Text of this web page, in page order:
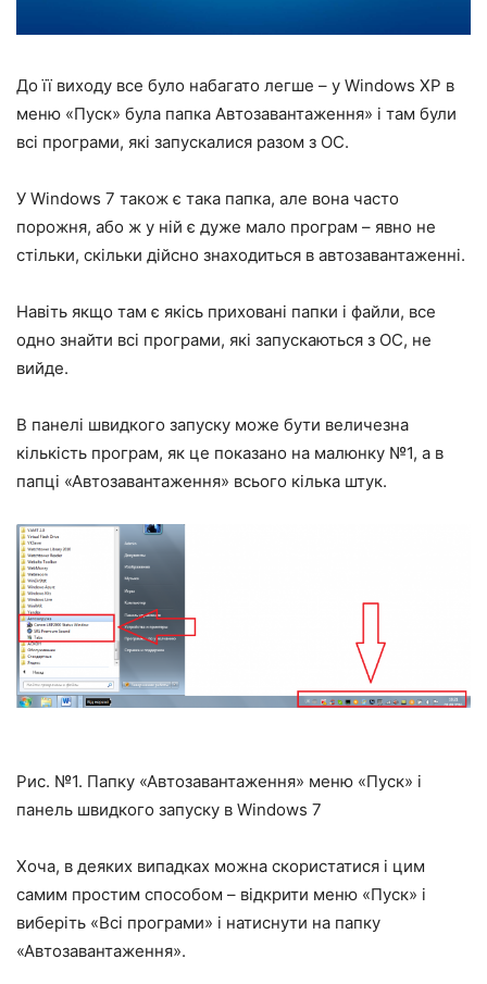
До її виходу все було набагато легше – у Windows XP в
меню «Пуск» була папка Автозавантаження» і там були
всі програми, які запускалися разом з ОС.
У Windows 7 також є така папка, але вона часто
порожня, або ж у ній є дуже мало програм – явно не
стільки, скільки дійсно знаходиться в автозавантаженні.
Навіть якщо там є якісь приховані папки і файли, все
одно знайти всі програми, які запускаються з ОС, не
вийде.
В панелі швидкого запуску може бути величезна
кількість програм, як це показано на малюнку №1, а в
папці «Автозавантаження» всього кілька штук.
Рис. №1. Папку «Автозавантаження» меню «Пуск» і
панель швидкого запуску в Windows 7
Хоча, в деяких випадках можна скористатися і цим
самим простим способом – відкрити меню «Пуск» і
виберіть «Всі програми» і натиснути на папку
«Автозавантаження».